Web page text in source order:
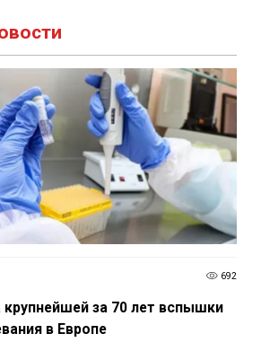
692
крупнейшей за 70 лет вспышки
в Европе